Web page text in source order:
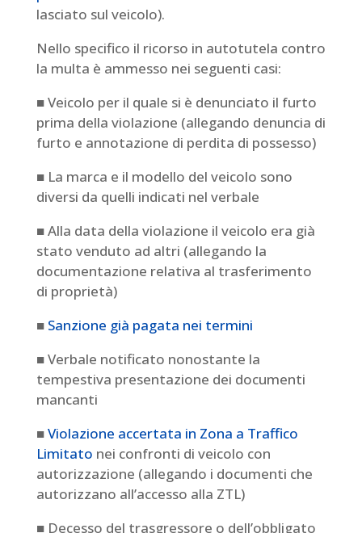
lasciato sul veicolo).
Nello specifico il ricorso in autotutela contro
la multa è ammesso nei seguenti casi:
■ Veicolo per il quale si è denunciato il furto
prima della violazione (allegando denuncia di
furto e annotazione di perdita di possesso)
■ La marca e il modello del veicolo sono
diversi da quelli indicati nel verbale
■ Alla data della violazione il veicolo era già
stato venduto ad altri (allegando la
documentazione relativa al trasferimento
di proprietà)
■ Sanzione già pagata nei termini
■ Verbale notificato nonostante la
tempestiva presentazione dei documenti
mancanti
■Violazione accertata in Zona a Traffico
Limitato nei confronti di veicolo con
autorizzazione (allegando i documenti che
autorizzano all’accesso alla ZTL)
■ Decesso del trasgressore o dell’obbligato